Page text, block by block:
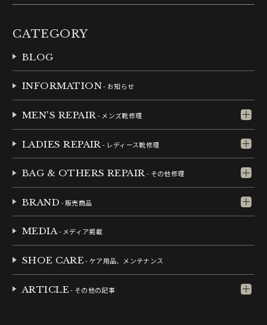
CATEGORY
BLOG
INFORMATION- お知らせ
MEN'S REPAIR- メンズ靴修理
LADIES REPAIR - レディース靴修理
BAG & OTHERS REPAIR- その他修理
BRAND - 販売商品
MEDIA- メディア掲載
SHOE CARE- ケア用品、メンテナンス
ARTICLE- その他の記事